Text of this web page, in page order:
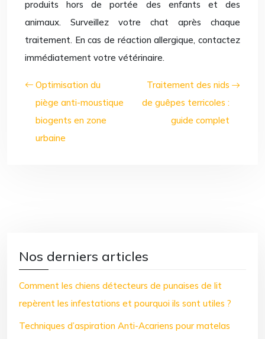
produits hors de portée des enfants et des
animaux. Surveillez votre chat après chaque
traitement. En cas de réaction allergique, contactez
immédiatement votre vétérinaire.
Optimisation du
piège anti-moustique
biogents en zone
urbaine
Traitement des nids
de guêpes terricoles :
guide complet
Nos derniers articles
Comment les chiens détecteurs de punaises de lit
repèrent les infestations et pourquoi ils sont utiles ?
Techniques d’aspiration Anti-Acariens pour matelas